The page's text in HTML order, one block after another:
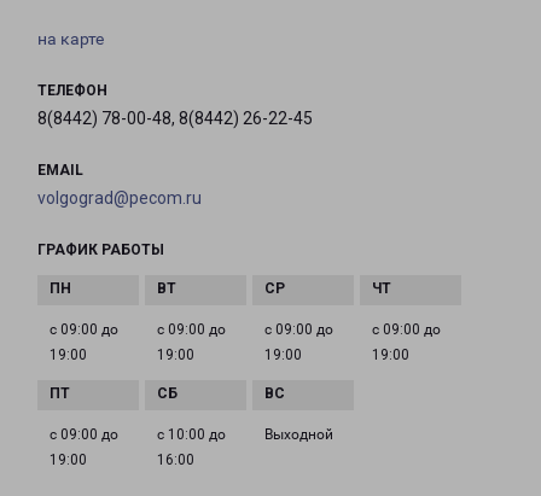
на карте
ТЕЛЕФОН
8(8442) 78-00-48, 8(8442) 26-22-45
EMAIL
volgograd@pecom.ru
ГРАФИК РАБОТЫ
с 09:00 до
19:00
с 09:00 до
19:00
с 09:00 до
19:00
с 09:00 до
19:00
с 09:00 до
19:00
с 10:00 до
16:00
Выходной